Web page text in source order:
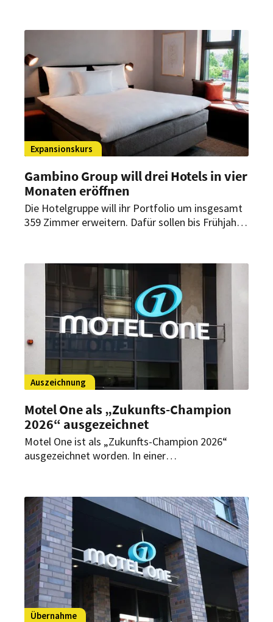
befindet sich im Herzen der Stadt, die niemals
Expansionskurs
Gambino Group will drei Hotels in vier
Monaten eröffnen
Die Hotelgruppe will ihr Portfolio um insgesamt
359 Zimmer erweitern. Dafür sollen bis Frühjahr
Unternehmens kommen dabei zum Einsatz.
Auszeichnung
Motel One als „Zukunfts-Champion
2026“ ausgezeichnet
Motel One ist als „Zukunfts-Champion 2026“
ausgezeichnet worden. In einer
Budget-Hotels die höchste Bewertung.
Übernahme